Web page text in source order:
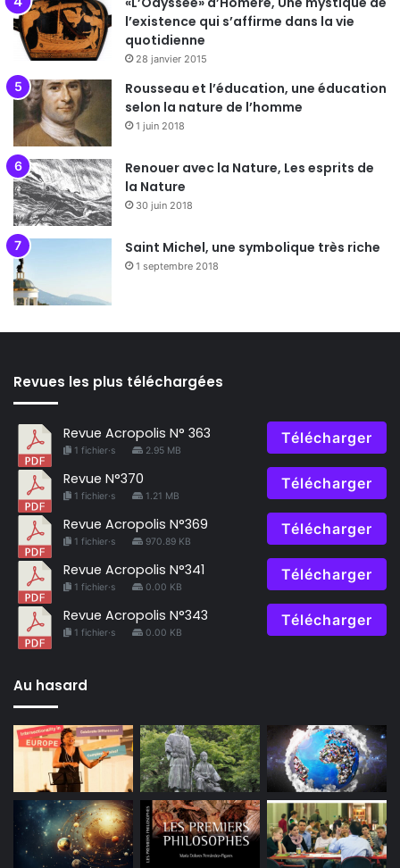
l’existence qui s’affirme dans la vie
quotidienne
28 janvier 2015
Rousseau et l’éducation, une éducation
selon la nature de l’homme
1 juin 2018
Renouer avec la Nature, Les esprits de
la Nature
30 juin 2018
Saint Michel, une symbolique très riche
1 septembre 2018
Revues les plus téléchargées
Revue Acropolis N° 363
1 fichier·s 2.95 MB
Télécharger
Revue N°370
1 fichier·s 1.21 MB
Télécharger
Revue Acropolis N°369
1 fichier·s 970.89 KB
Télécharger
Revue Acropolis N°341
1 fichier·s 0.00 KB
Télécharger
Revue Acropolis N°343
1 fichier·s 0.00 KB
Télécharger
Au hasard